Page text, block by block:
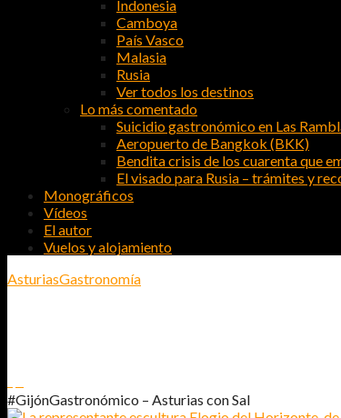
Indonesia
Camboya
País Vasco
Malasia
Rusia
Ver todos los destinos
Lo más comentado
Suicidio gastronómico en Las
Aeropuerto de Bangkok (BKK)
Bendita crisis de los cuarenta que
El visado para Rusia – trámites y
Monográficos
Vídeos
El autor
Vuelos y alojamiento
AsturiasGastronomía
#GijónGastronómico – Asturias con Sal